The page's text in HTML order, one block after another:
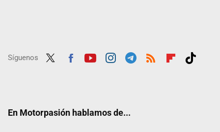
Síguenos
En Motorpasión hablamos de...